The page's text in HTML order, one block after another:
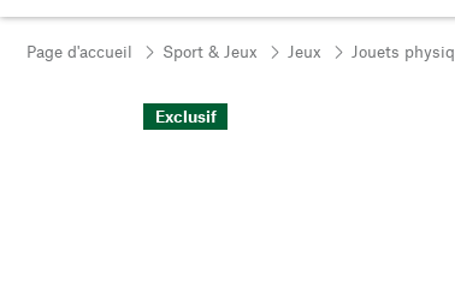
Page d'accueil Sport & Jeux Jeux Jouets
Exclusif